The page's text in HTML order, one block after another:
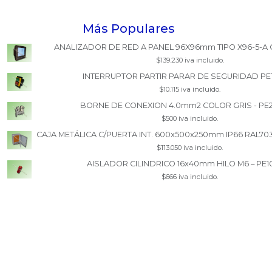
Más Populares
ANALIZADOR DE RED A PANEL 96X96mm TIPO X96-5-A
$139.230 iva incluido.
INTERRUPTOR PARTIR PARAR DE SEGURIDAD
$10.115 iva incluido.
BORNE DE CONEXION 4.0mm2 COLOR GRIS -
$500 iva incluido.
CAJA METÁLICA C/PUERTA INT. 600x500x250mm IP66
$113.050 iva incluido.
AISLADOR CILINDRICO 16x40mm HILO M6 –
$666 iva incluido.